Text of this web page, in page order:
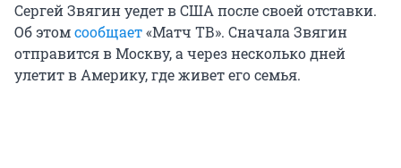
Сергей Звягин уедет в США после своей отставки.
Об этомсообщает«Матч ТВ». Сначала Звягин
отправится в Москву, а через несколько дней
улетит в Америку, где живет его семья.